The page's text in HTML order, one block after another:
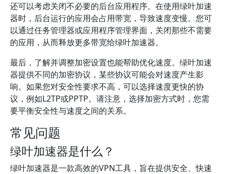
还可以考虑关闭不必要的后台应用程序。在使用绿叶加速
器时，后台运行的应用会占用带宽，导致速度变慢。您可
以通过任务管理器或应用程序管理界面，关闭那些不需要
的应用，从而释放更多带宽给绿叶加速器。
最后，了解并调整加密设置也能帮助优化速度。绿叶加速
器提供不同的加密协议，某些协议可能会对速度产生影
响。如果您对安全性要求不高，可以选择速度更快的协
议，例如L2TP或PPTP。请注意，选择加密方式时，您需
要平衡安全性与速度之间的关系。
常见问题
绿叶加速器是什么？
绿叶加速器是一款高效的VPN工具，旨在提供安全、快速